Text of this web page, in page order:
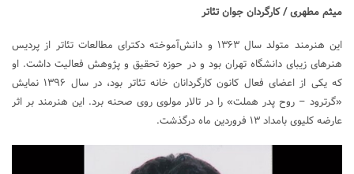
میثم مطهری / کارگردان جوان تئاتر
این هنرمند متولد سال ۱۳۶۳ و دانش‌آموخته دکترای مطالعات تئاتر از پردیس
هنرهای زیبای دانشگاه تهران بود و در حوزه تحقیق و پژوهش فعالیت داشت. او
که یکی از اعضای فعال کانون کارگردانان خانه تئاتر بود، در سال ۱۳۹۶ نمایش
«گرترود – روح پدر هملت» را در تالار مولوی روی صحنه برد. این هنرمند بر اثر
عارضه کلیوی بامداد ۱۳ فروردین ماه درگذشت.